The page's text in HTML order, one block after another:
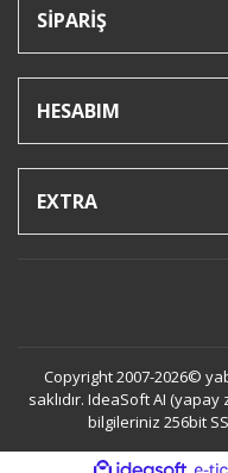
SİPARİŞ
HESABIM
EXTRA
Copyright 2007-2026©
saklıdır. IdeaSoft AI
bilgileriniz 256bit